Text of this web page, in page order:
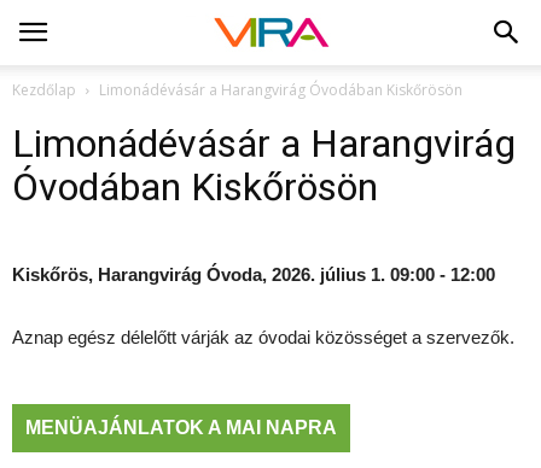
Kezdőlap Limonádévásár a Harangvirág Óvodában Kiskőrösön
Limonádévásár a Harangvirág
Óvodában Kiskőrösön
Kiskőrös, Harangvirág Óvoda, 2026. július 1. 09:00 - 12:00
Aznap egész délelőtt várják az óvodai közösséget a szervezők.
MENÜAJÁNLATOK A MAI NAPRA